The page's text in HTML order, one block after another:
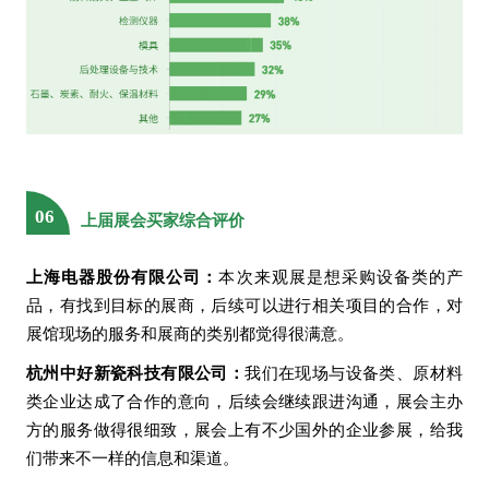
江苏南大光电材料股份有限公司
江苏铁锚科技股份有限公司
江苏智造新材有限公司
江西省人民医院
江阴电工合金股份有限公司
金发科技股份有限公司
九菱科技
九阳股份有限公司
康宁（上海）有限公司
康瑞新材料科技（南通）有限公司
科世达华阳汽车电器有限公司
科特拉（无锡）汽车环保科技有限公司
空军工程大学航空工程学院
昆山国力电子科技股份有限公司
昆山科森科技股份有限公司
昆山医源医疗技术有限公司
06 上届展会买家综合评价
上海电器股份有限公司：本次来观展是想采购设备类的产
品，有找到目标的展商，后续可以进行相关项目的合作，对
展馆现场的服务和展商的类别都觉得很满意。
杭州中好新瓷科技有限公司：我们在现场与设备类、原材料
类企业达成了合作的意向，后续会继续跟进沟通，展会主办
方的服务做得很细致，展会上有不少国外的企业参展，给我
们带来不一样的信息和渠道。